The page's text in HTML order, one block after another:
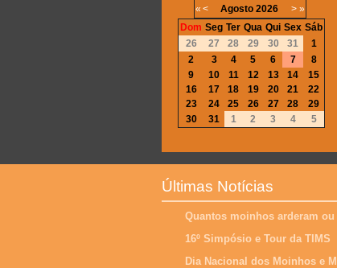
« < Agosto 2026 > »
Dom Seg Ter Qua Qui Sex Sáb
26
27 28 29 30 31
1
2
3 4 5 6 7
8
9
10 11 12 13 14
15
16
17 18 19 20 21
22
23
24 25 26 27 28
29
30
31 1 2 3 4 5
Últimas Notícias
Quantos moinhos arderam
16º Simpósio e Tour da TIMS
Dia Nacional dos Moinhos e